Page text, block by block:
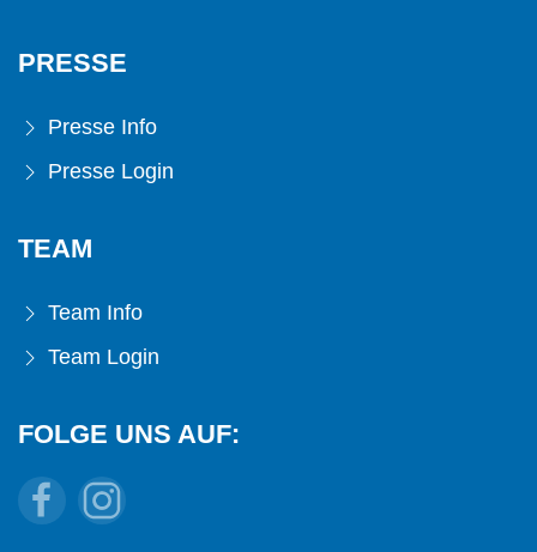
PRESSE
Presse Info
Presse Login
TEAM
Team Info
Team Login
FOLGE UNS AUF: